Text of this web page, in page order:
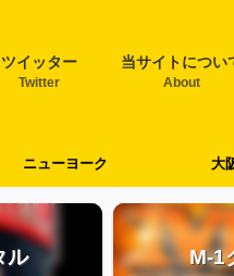
ツイッター
Twitter
当サイトについ
About
ニューヨーク 大
ル M-1